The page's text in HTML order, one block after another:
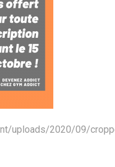
uploads/2020/09/